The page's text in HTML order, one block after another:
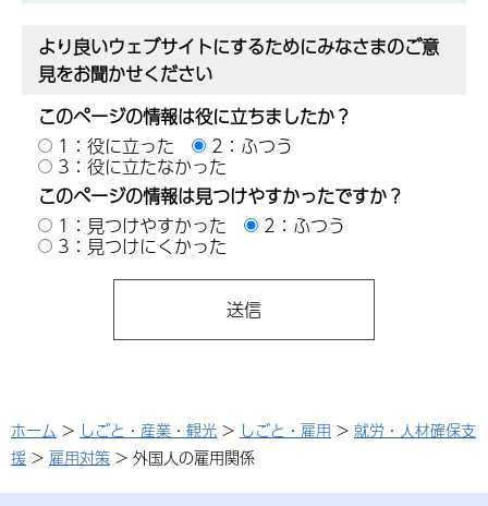
より良いウェブサイトにするためにみなさまのご意
見をお聞かせください
このページの情報は役に立ちましたか？
1：役に立った
2：ふつう
3：役に立たなかった
このページの情報は見つけやすかったですか？
1：見つけやすかった
2：ふつう
3：見つけにくかった
ホーム > しごと・産業・観光 > しごと・雇用 > 就労・人材確保支
援 > 雇用対策 > 外国人の雇用関係